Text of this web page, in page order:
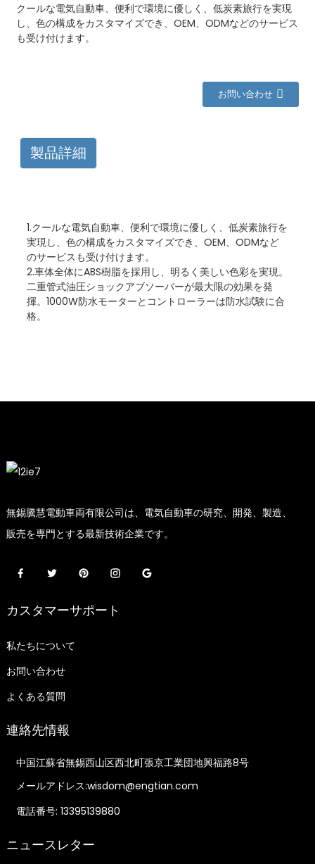
クールな電気自動車、便利で環境に優しく、低炭素旅行を実現
し、色の構成をカスタマイズでき、OEM、ODMなどのサービス
も受け付けます。
お問い合わせ
製品詳細
1.クールな電気自動車、便利で環境に優しく、低炭素旅行を
実現し、色の構成をカスタマイズでき、OEM、ODMなど
のサービスも受け付けます。
2.車体全体にABS樹脂を採用し、明るく美しい色彩を実現。
二重管式油圧ショックアブソーバーが最大限の効果を発
揮。1000W防水モーターとコントローラーは防水試験に合
格。
無錫騰慧電動車両有限公司は、電気自動車の研究、開発、製造、
販売を専門とする最新技術企業です。
カスタマーサポート
私たちについて
お問い合わせ
よくある質問
連絡先情報
中国江蘇省無錫西山区西北町張京工業団地興福路8号
メールアドレス:wisdom@engtian.com
電話番号: 13395139880
ニュースレター